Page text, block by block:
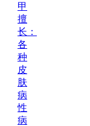
甲
擅
长：
各
种
皮
肤
病
性
病